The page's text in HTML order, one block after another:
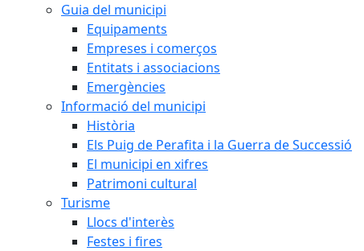
Guia del municipi
Equipaments
Empreses i comerços
Entitats i associacions
Emergències
Informació del municipi
Història
Els Puig de Perafita i la Guerra de Successió
El municipi en xifres
Patrimoni cultural
Turisme
Llocs d'interès
Festes i fires